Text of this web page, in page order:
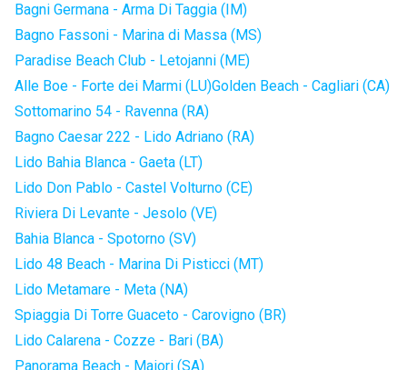
Bagni Germana - Arma Di Taggia (IM)
Bagno Fassoni - Marina di Massa (MS)
Paradise Beach Club - Letojanni (ME)
Alle Boe - Forte dei Marmi (LU)Golden Beach - Cagliari (CA)
Sottomarino 54 - Ravenna (RA)
Bagno Caesar 222 - Lido Adriano (RA)
Lido Bahia Blanca - Gaeta (LT)
Lido Don Pablo - Castel Volturno (CE)
Riviera Di Levante - Jesolo (VE)
Bahia Blanca - Spotorno (SV)
Lido 48 Beach - Marina Di Pisticci (MT)
Lido Metamare - Meta (NA)
Spiaggia Di Torre Guaceto - Carovigno (BR)
Lido Calarena - Cozze - Bari (BA)
Panorama Beach - Maiori (SA)